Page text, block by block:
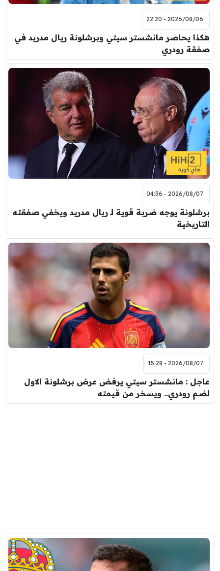
2026/08/06 - 22:20
هكذا يحاصر مانشستر سيتي وبرشلونة ريال مدريد في
صفقة رودري
2026/08/07 - 04:36
برشلونة يوجه ضربة قوية لـ ريال مدريد ويخفي صفقته
التاريخية
2026/08/07 - 15:28
عاجل : مانشستر سيتي يرفض عرض برشلونة الاول
لضم رودري.. ويسخر من قيمته